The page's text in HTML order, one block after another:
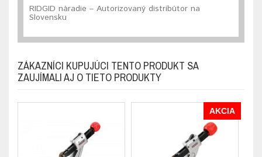
RIDGID náradie – Autorizovaný distribútor na
Slovensku
ZÁKAZNÍCI KUPUJÚCI TENTO PRODUKT SA
ZAUJÍMALI AJ O TIETO PRODUKTY
AKCIA